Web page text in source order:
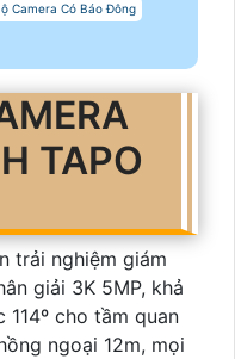
Camera Có Báo Đông
TAPO
trải nghiệm giám
giải 3K 5MP, khả
cho tầm quan
ngoại 12m, mọi